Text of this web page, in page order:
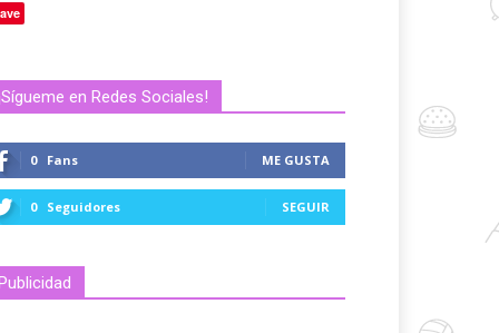
en Redes Sociales!
0 Fans ME GUSTA
0 Seguidores SEGUIR